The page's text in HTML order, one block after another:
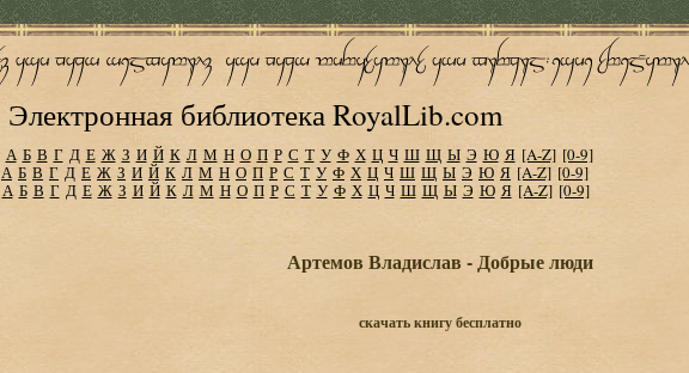
Электронная библиотека RoyalLib.com
А Б В Г Д Е Ж З И Й К Л М Н О П Р С Т У Ф Х Ц Ч Ш Щ Ы Э Ю Я [A-Z] [0-9]
А Б В Г Д Е Ж З И Й К Л М Н О П Р С Т У Ф Х Ц Ч Ш Щ Ы Э Ю Я [A-Z] [0-9]
А Б В Г Д Е Ж З И Й К Л М Н О П Р С Т У Ф Х Ц Ч Ш Щ Ы Э Ю Я [A-Z] [0-9]
Артемов Владислав - Добрые люди
скачать книгу бесплатно